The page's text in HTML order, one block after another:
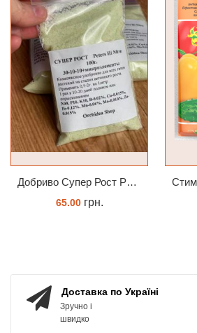
Добриво Супер Рост Peters Hi Nitro 30-10-10 + мікроелементи
65.00грн.
Доставка по Україні
Зручно і
швидко